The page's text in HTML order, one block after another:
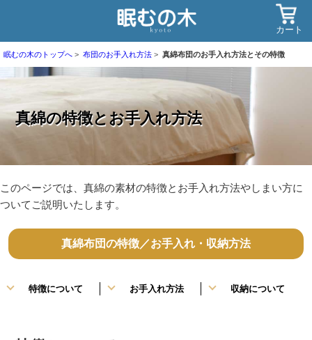
カート
眠むの木のトップへ 布団のお手入れ方法 真綿布団のお手入れ方法とその特徴
真綿の特徴とお手入れ方法
このページでは、真綿の素材の特徴とお手入れ方法やしまい方に
ついてご説明いたします。
真綿布団の特徴／お手入れ・収納方法
特徴について お手入れ方法 収納について